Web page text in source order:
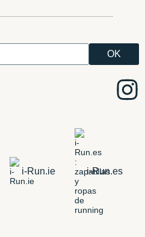
i-Run.ie i-Run.es